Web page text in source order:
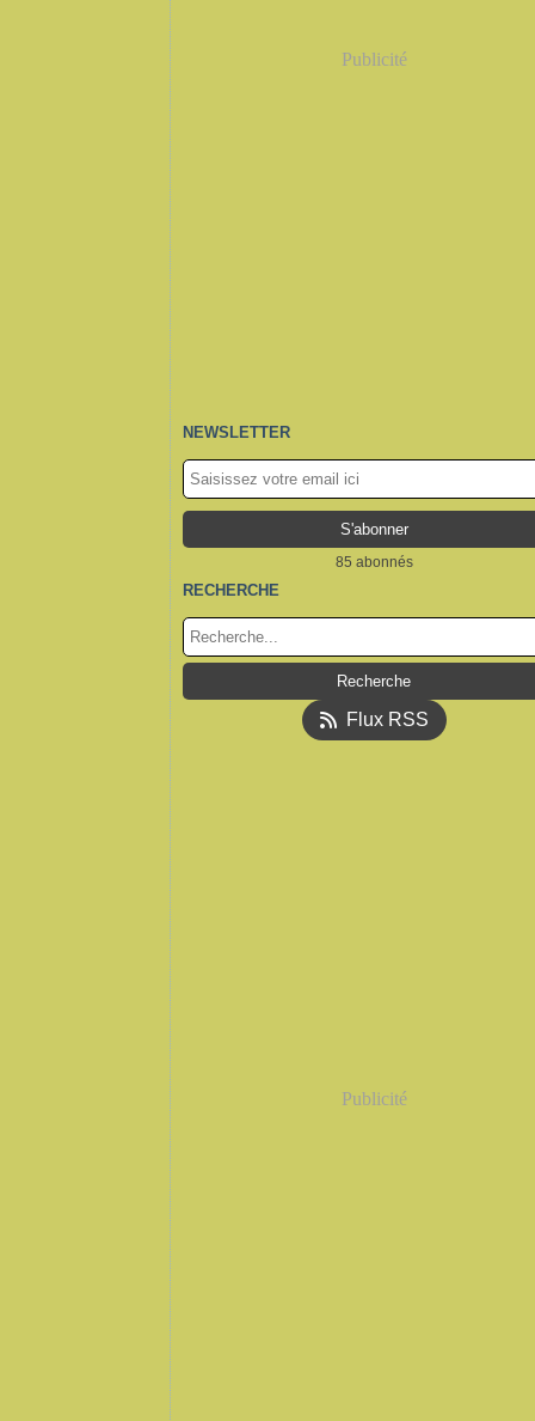
Publicité
NEWSLETTER
85 abonnés
RECHERCHE
Flux RSS
Publicité